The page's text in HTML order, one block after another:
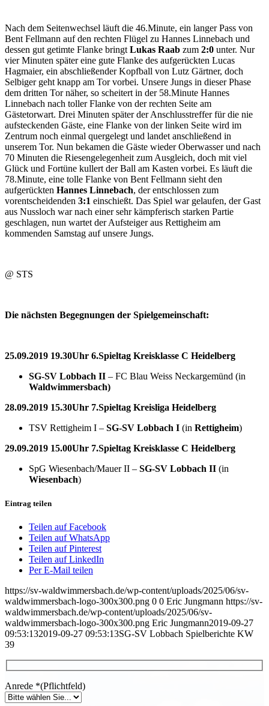
Nach dem Seitenwechsel läuft die 46.Minute, ein langer Pass von
Bent Fellmann auf den rechten Flügel zu Hannes Linnebach und
dessen gut getimte Flanke bringtLukas Raab zum 2:0 unter. Nur
vier Minuten später eine gute Flanke des aufgerückten Lucas
Hagmaier, ein abschließender Kopfball von Lutz Gärtner, doch
Selbiger geht knapp am Tor vorbei. Unsere Jungs in dieser Phase
dem dritten Tor näher, so scheitert in der 58.Minute Hannes
Linnebach nach toller Flanke von der rechten Seite am
Gästetorwart. Drei Minuten später der Anschlusstreffer für die nie
aufsteckenden Gäste, eine Flanke von der linken Seite wird im
Zentrum noch einmal quergelegt und landet anschließend in
unserem Tor. Nun bekamen die Gäste wieder Oberwasser und nach
70 Minuten die Riesengelegenheit zum Ausgleich, doch mit viel
Glück und Fortüne kullert der Ball am Kasten vorbei. Es läuft die
78.Minute, eine tolle Flanke von Bent Fellmann sieht den
aufgerückten Hannes Linnebach, der entschlossen zum
vorentscheidenden 3:1 einschießt. Das Spiel war gelaufen, der Gast
aus Nussloch war nach einer sehr kämpferisch starken Partie
geschlagen, nun wartet der Aufsteiger aus Rettigheim am
kommenden Samstag auf unsere Jungs.
@ STS
Die nächsten Begegnungen der Spielgemeinschaft:
25.09.2019 19.30Uhr 6.Spieltag Kreisklasse C Heidelberg
SG-SV Lobbach II – FC Blau Weiss Neckargemünd (in
Waldwimmersbach)
28.09.2019 15.30Uhr 7.Spieltag Kreisliga Heidelberg
TSV Rettigheim I – SG-SV Lobbach I (in Rettigheim)
29.09.2019 15.00Uhr 7.Spieltag Kreisklasse C Heidelberg
SpG Wiesenbach/Mauer II – SG-SV Lobbach II (in
Wiesenbach)
Eintrag teilen
Teilen auf Facebook
Teilen auf WhatsApp
Teilen auf Pinterest
Teilen auf LinkedIn
Per E-Mail teilen
https://sv-waldwimmersbach.de/wp-content/uploads/2025/06/sv-
waldwimmersbach-logo-300x300.png 0 0 Eric Jungmann https://sv-
waldwimmersbach.de/wp-content/uploads/2025/06/sv-
waldwimmersbach-logo-300x300.png Eric Jungmann2019-09-27
09:53:132019-09-27 09:53:13SG-SV Lobbach Spielberichte KW
39
Anrede *(Pflichtfeld)